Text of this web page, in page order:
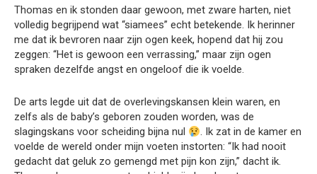
Thomas en ik stonden daar gewoon, met zware harten, niet
volledig begrijpend wat “siamees” echt betekende. Ik herinner
me dat ik bevroren naar zijn ogen keek, hopend dat hij zou
zeggen: “Het is gewoon een verrassing,” maar zijn ogen
spraken dezelfde angst en ongeloof die ik voelde.
De arts legde uit dat de overlevingskansen klein waren, en
zelfs als de baby’s geboren zouden worden, was de
slagingskans voor scheiding bijna nul
. Ik zat in de kamer en
voelde de wereld onder mijn voeten instorten: “Ik had nooit
gedacht dat geluk zo gemengd met pijn kon zijn,” dacht ik.